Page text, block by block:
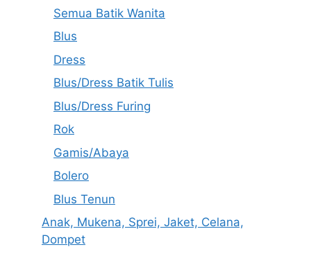
Semua Batik Wanita
Blus
Dress
Blus/Dress Batik Tulis
Blus/Dress Furing
Rok
Gamis/Abaya
Bolero
Blus Tenun
Anak, Mukena, Sprei, Jaket, Celana,
Dompet